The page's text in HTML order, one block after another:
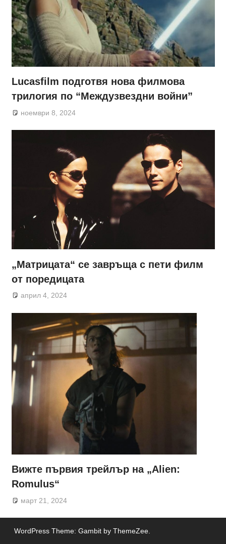
Lucasfilm подготвя нова филмова
трилогия по “Междузвездни войни”
ноември 8, 2024
„Матрицата“ се завръща с пети филм
от поредицата
април 4, 2024
Вижте първия трейлър на „Alien:
Romulus“
март 21, 2024
WordPress Theme: Gambit by ThemeZee.